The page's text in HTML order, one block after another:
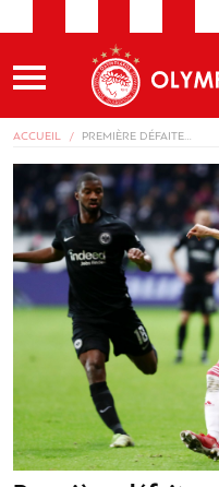
ACCUEIL PREMIÈRE DÉFAITE…